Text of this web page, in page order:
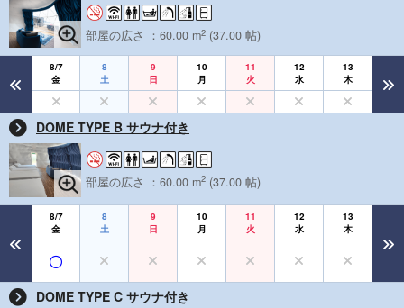
部屋の広さ ：60.00 m2 (37.00 帖)
8/7
金
8
土
9
日
10
月
11
火
12
水
13
木
DOME TYPE B サウナ付き
部屋の広さ ：60.00 m2 (37.00 帖)
8/7
金
8
土
9
日
10
月
11
火
12
水
13
木
DOME TYPE C サウナ付き